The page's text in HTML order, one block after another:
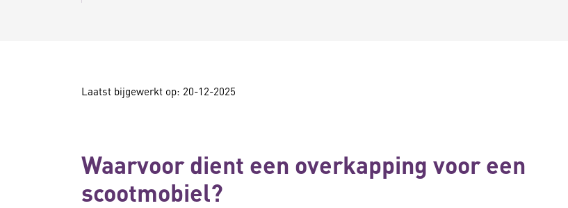
Laatst bijgewerkt op: 20-12-2025
Waarvoor dient een overkapping voor een
scootmobiel?